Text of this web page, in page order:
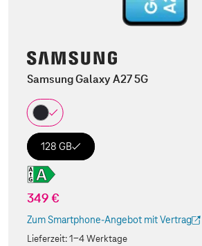
Samsung Galaxy A27 5G
128 GB
349 €
Zum Smartphone-Angebot mit Vertrag
(Der Link wird in einem neuen Tab
Lieferzeit:1-4 Werktage